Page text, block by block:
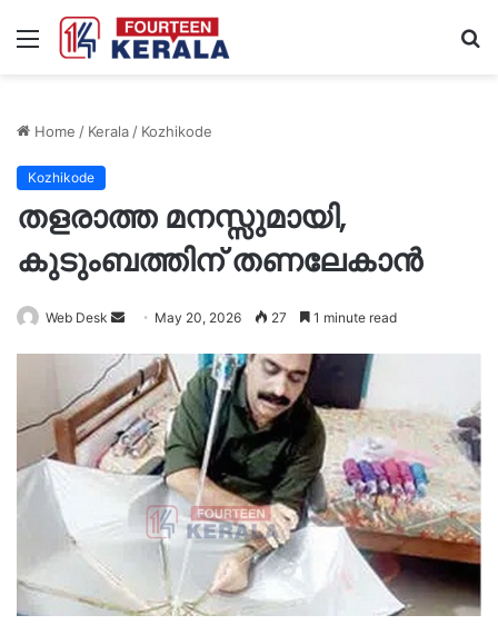
Menu
Home / Kerala/ Kozhikode
Kozhikode
തളരാത്ത മനസ്സുമായി,
കുടുംബത്തിന് തണലേകാൻ
Web Desk
Send
email
May 20, 2026 27 1 minute read